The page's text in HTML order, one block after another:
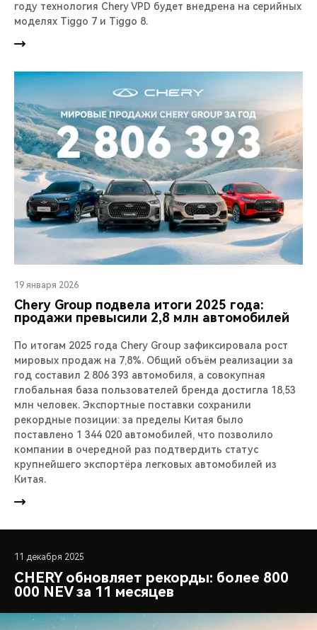
году технология Chery VPD будет внедрена на серийных
моделях Tiggo 7 и Tiggo 8.
19 января 2026
Chery Group подвела итоги 2025 года:
продажи превысили 2,8 млн автомобилей
По итогам 2025 года Chery Group зафиксировала рост
мировых продаж на 7,8%. Общий объём реализации за
год составил 2 806 393 автомобиля, а совокупная
глобальная база пользователей бренда достигла 18,53
млн человек. Экспортные поставки сохранили
рекордные позиции: за пределы Китая было
поставлено 1 344 020 автомобилей, что позволило
компании в очередной раз подтвердить статус
крупнейшего экспортёра легковых автомобилей из
Китая.
11 декабря 2025
CHERY обновляет рекорды: более 800
000 NEV за 11 месяцев